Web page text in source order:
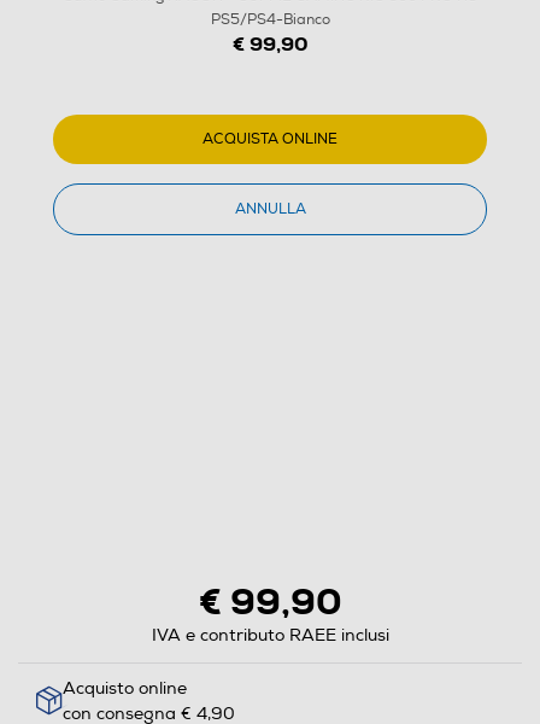
€ 99,90
IVA e contributo RAEE inclusi
Acquisto online
con consegna € 4,90
PS5/PS4-Bianco
€ 99,90
ACQUISTA ONLINE
ANNULLA